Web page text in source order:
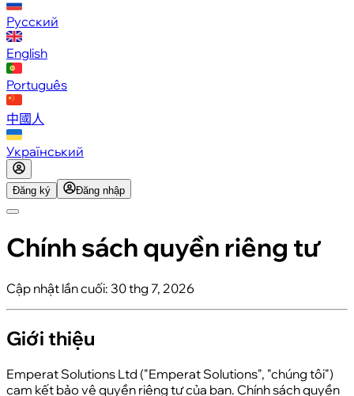
Русский
English
Português
中國人
Український
Đăng ký Đăng nhập
Chính sách quyền riêng tư
Cập nhật lần cuối: 30 thg 7, 2026
Giới thiệu
Emperat Solutions Ltd ("Emperat Solutions", "chúng tôi")
cam kết bảo vệ quyền riêng tư của bạn. Chính sách quyền